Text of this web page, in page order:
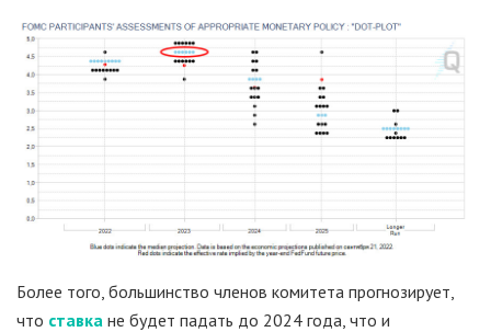
Более того, большинство членов комитета прогнозирует,
что ставка не будет падать до 2024 года, что и